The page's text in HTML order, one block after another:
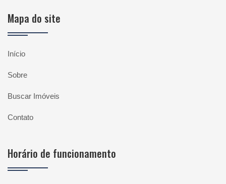
Mapa do site
Início
Sobre
Buscar Imóveis
Contato
Horário de funcionamento